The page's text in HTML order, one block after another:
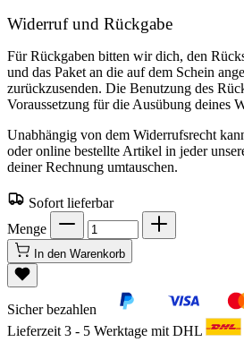
Widerruf und Rückgabe
Für Rückgaben bitten wir dich, den
und das Paket an die auf dem Schein
zurückzusenden. Die Benutzung des
Voraussetzung für die Ausübung deines
Unabhängig von dem Widerrufsrecht
oder online bestellte Artikel in jeder
deiner Rechnung umtauschen.
Sofort lieferbar
Menge
In den Warenkorb
Sicher bezahlen
Lieferzeit 3 - 5 Werktage mit DHL